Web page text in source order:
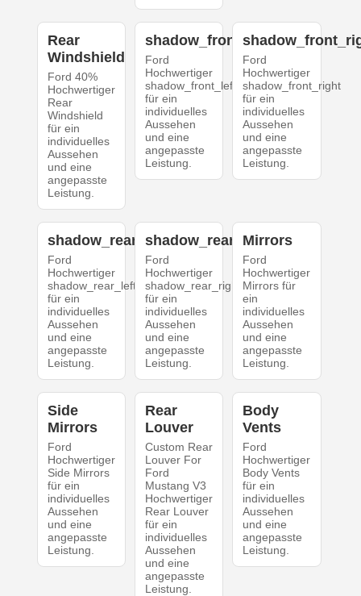
Rear
Windshield
Ford 40%
Hochwertiger
Rear
Windshield
für ein
individuelles
Aussehen
und eine
angepasste
Leistung.
shadow_front_left
Ford
Hochwertiger
shadow_front_left
für ein
individuelles
Aussehen
und eine
angepasste
Leistung.
Ford
Hochwertiger
shadow_front_right
für ein
individuelles
Aussehen
und eine
angepasste
Leistung.
shadow_rear_left
Ford
Hochwertiger
shadow_rear_left
für ein
individuelles
Aussehen
und eine
angepasste
Leistung.
shadow_rear_right
Ford
Hochwertiger
shadow_rear_right
für ein
individuelles
Aussehen
und eine
angepasste
Leistung.
Mirrors
Ford
Hochwertiger
Mirrors für
ein
individuelles
Aussehen
und eine
angepasste
Leistung.
Side
Mirrors
Ford
Hochwertiger
Side Mirrors
für ein
individuelles
Aussehen
und eine
angepasste
Leistung.
Rear
Louver
Custom Rear
Louver For
Ford
Mustang V3
Hochwertiger
Rear Louver
für ein
individuelles
Aussehen
und eine
angepasste
Leistung.
Body
Vents
Ford
Hochwertiger
Body Vents
für ein
individuelles
Aussehen
und eine
angepasste
Leistung.